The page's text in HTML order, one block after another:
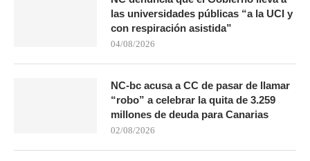
las universidades públicas “a la UCI y
con respiración asistida”
04/08/2026
NC-bc acusa a CC de pasar de llamar
“robo” a celebrar la quita de 3.259
millones de deuda para Canarias
02/08/2026